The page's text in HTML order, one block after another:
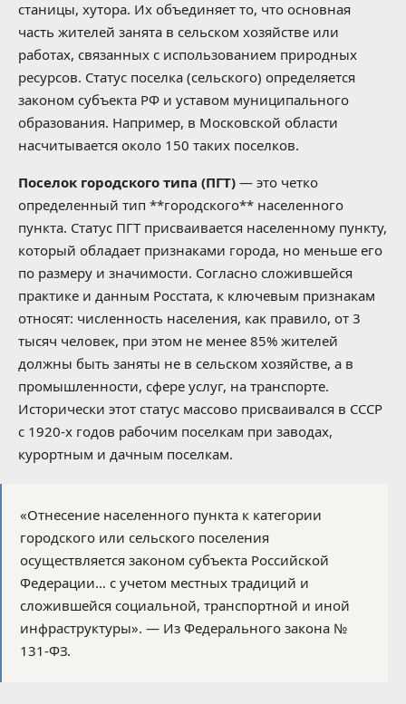
станицы, хутора. Их объединяет то, что основная
часть жителей занята в сельском хозяйстве или
работах, связанных с использованием природных
ресурсов. Статус поселка (сельского) определяется
законом субъекта РФ и уставом муниципального
образования. Например, в Московской области
насчитывается около 150 таких поселков.
Поселок городского типа (ПГТ) — это четко
определенный тип **городского** населенного
пункта. Статус ПГТ присваивается населенному пункту,
который обладает признаками города, но меньше его
по размеру и значимости. Согласно сложившейся
практике и данным Росстата, к ключевым признакам
относят: численность населения, как правило, от 3
тысяч человек, при этом не менее 85% жителей
должны быть заняты не в сельском хозяйстве, а в
промышленности, сфере услуг, на транспорте.
Исторически этот статус массово присваивался в СССР
с 1920-х годов рабочим поселкам при заводах,
курортным и дачным поселкам.
«Отнесение населенного пункта к категории
городского или сельского поселения
осуществляется законом субъекта Российской
Федерации… с учетом местных традиций и
сложившейся социальной, транспортной и иной
инфраструктуры». — Из Федерального закона №
131-ФЗ.